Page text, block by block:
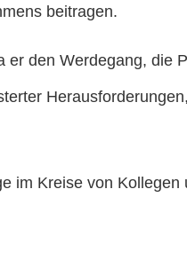
beitragen.
den Werdegang,
im Kreise von